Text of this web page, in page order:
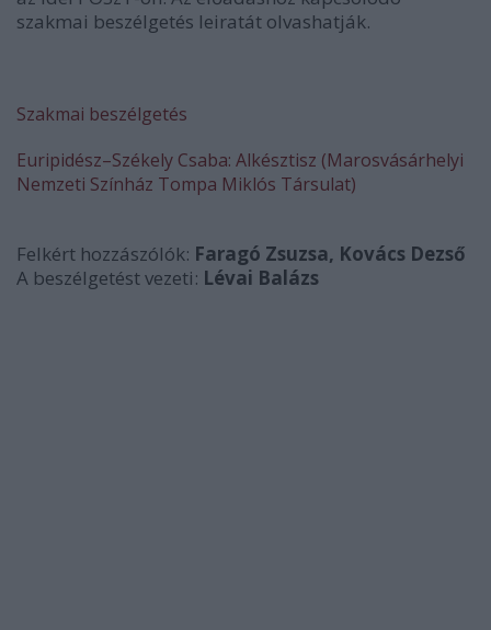
szakmai beszélgetés leiratát olvashatják.
Szakmai beszélgetés
Euripidész–Székely Csaba: Alkésztisz (Marosvásárhelyi
Nemzeti Színház Tompa Miklós Társulat)
Felkért hozzászólók: Faragó Zsuzsa, Kovács Dezső
A beszélgetést vezeti: Lévai Balázs